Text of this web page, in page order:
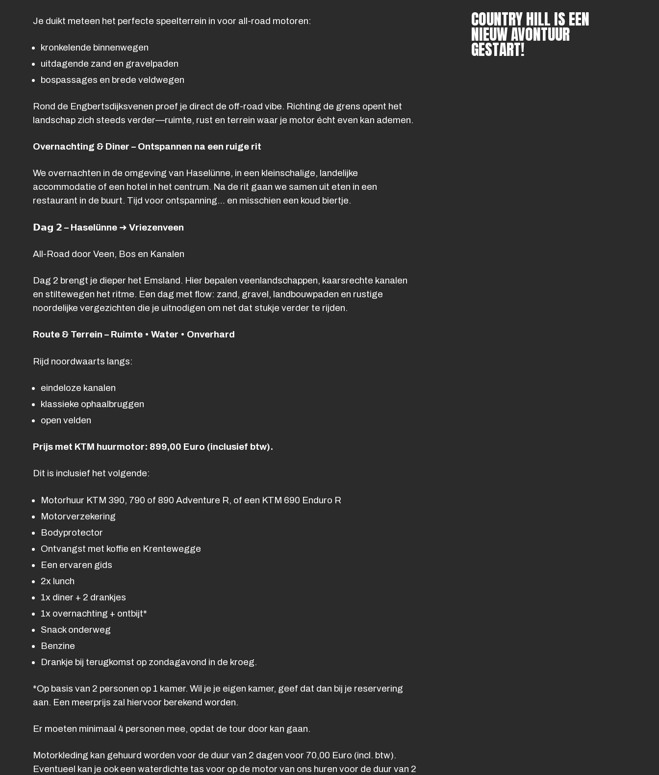
Je duikt meteen het perfecte speelterrein in voor all-road motoren:
kronkelende binnenwegen
uitdagende zand en gravelpaden
bospassages en brede veldwegen
Rond de Engbertsdijksvenen proef je direct de off-road vibe. Richting de grens opent het
landschap zich steeds verder—ruimte, rust en terrein waar je motor écht even kan ademen.
Overnachting & Diner – Ontspannen na een ruige rit
We overnachten in de omgeving van Haselünne, in een kleinschalige, landelijke
accommodatie of een hotel in het centrum. Na de rit gaan we samen uit eten in een
restaurant in de buurt. Tijd voor ontspanning… en misschien een koud biertje.
𝗗𝗮𝗴 𝟮 – Haselünne ➜ Vriezenveen
All-Road door Veen, Bos en Kanalen
Dag 2 brengt je dieper het Emsland. Hier bepalen veenlandschappen, kaarsrechte kanalen
en stiltewegen het ritme. Een dag met flow: zand, gravel, landbouwpaden en rustige
noordelijke vergezichten die je uitnodigen om net dat stukje verder te rijden.
Route & Terrein – Ruimte • Water • Onverhard
Rijd noordwaarts langs:
eindeloze kanalen
klassieke ophaalbruggen
open velden
Prijs met KTM huurmotor: 899,00 Euro (inclusief btw).
Dit is inclusief het volgende:
Motorhuur KTM 390, 790 of 890 Adventure R, of een KTM 690 Enduro R
Motorverzekering
Bodyprotector
Ontvangst met koffie en Krentewegge
Een ervaren gids
2x lunch
1x diner + 2 drankjes
1x overnachting + ontbijt*
Snack onderweg
Benzine
Drankje bij terugkomst op zondagavond in de kroeg.
*Op basis van 2 personen op 1 kamer. Wil je je eigen kamer, geef dat dan bij je reservering
aan. Een meerprijs zal hiervoor berekend worden.
Er moeten minimaal 4 personen mee, opdat de tour door kan gaan.
Motorkleding kan gehuurd worden voor de duur van 2 dagen voor 70,00 Euro (incl. btw).
Eventueel kan je ook een waterdichte tas voor op de motor van ons huren voor de duur van 2
COUNTRY HILL IS EEN
NIEUW AVONTUUR
GESTART!